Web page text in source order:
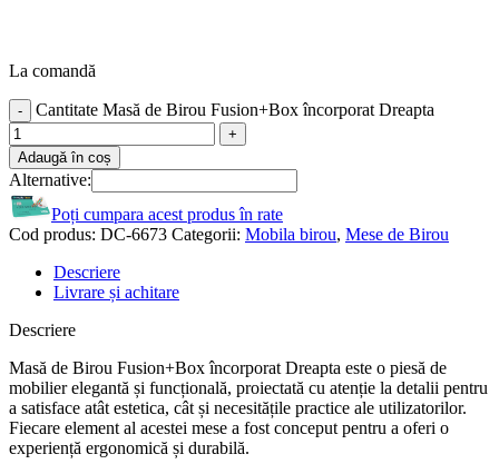
La comandă
Cantitate Masă de Birou Fusion+Box încorporat Dreapta
Adaugă în coș
Alternative:
Poți cumpara acest produs în rate
Cod produs: DC-6673 Categorii: Mobila birou, Mese de Birou
Descriere
Livrare și achitare
Descriere
Masă de Birou Fusion+Box încorporat Dreapta este o piesă de
mobilier elegantă și funcțională, proiectată cu atenție la detalii pentru
a satisface atât estetica, cât și necesitățile practice ale utilizatorilor.
Fiecare element al acestei mese a fost conceput pentru a oferi o
experiență ergonomică și durabilă.